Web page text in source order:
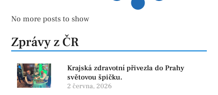
No more posts to show
Zprávy z ČR
Krajská zdravotní přivezla do Prahy
světovou špičku.
2 června, 2026